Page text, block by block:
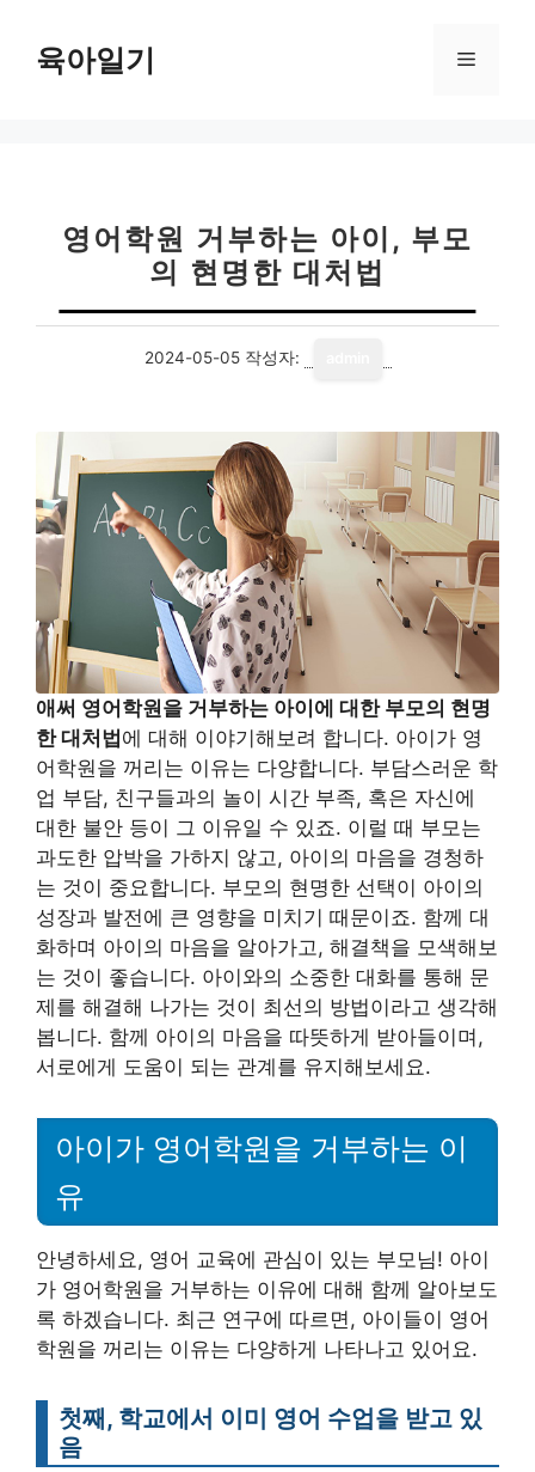
육아일기 메
영어학원 거부하는 아이, 부모
의 현명한 대처법
2024-05-05 작성자:
애써 영어학원을 거부하는 아이에 대한 부모의 현명
한 대처법 에 대해 이야기해보려 합니다. 아이가 영
어학원을 꺼리는 이유는 다양합니다. 부담스러운 학
업 부담, 친구들과의 놀이 시간 부족, 혹은 자신에
대한 불안 등이 그 이유일 수 있죠. 이럴 때 부모는
과도한 압박을 가하지 않고, 아이의 마음을 경청하
는 것이 중요합니다. 부모의 현명한 선택이 아이의
성장과 발전에 큰 영향을 미치기 때문이죠. 함께 대
화하며 아이의 마음을 알아가고, 해결책을 모색해보
는 것이 좋습니다. 아이와의 소중한 대화를 통해 문
제를 해결해 나가는 것이 최선의 방법이라고 생각해
봅니다. 함께 아이의 마음을 따뜻하게 받아들이며,
서로에게 도움이 되는 관계를 유지해보세요.
아이가 영어학원을 거부하는 이
유
안녕하세요, 영어 교육에 관심이 있는 부모님! 아이
가 영어학원을 거부하는 이유에 대해 함께 알아보도
록 하겠습니다. 최근 연구에 따르면, 아이들이 영어
학원을 꺼리는 이유는 다양하게 나타나고 있어요.
첫째, 학교에서 이미 영어 수업을 받고 있
음